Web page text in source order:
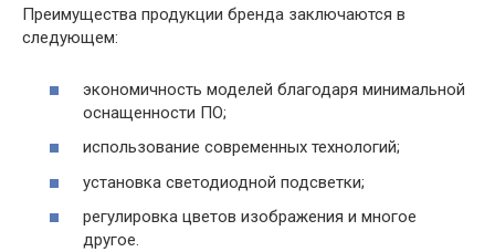
Преимущества продукции бренда заключаются в
следующем:
экономичность моделей благодаря минимальной
оснащенности ПО;
использование современных технологий;
установка светодиодной подсветки;
регулировка цветов изображения и многое
другое.